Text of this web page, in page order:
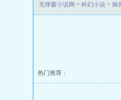
无弹窗小说网 > 科幻小说 > 御
热门推荐：